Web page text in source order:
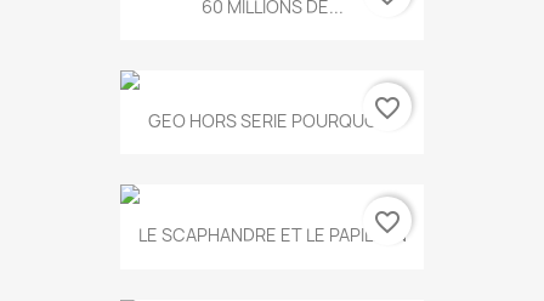
60 MILLIONS DE...
GEO HORS SERIE POURQUOI...
favorite_border
LE SCAPHANDRE ET LE PAPILLON
favorite_border